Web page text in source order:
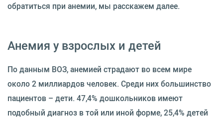
обратиться при анемии, мы расскажем далее.
Анемия у взрослых и детей
По данным ВОЗ, анемией страдают во всем мире
около 2 миллиардов человек. Среди них большинство
пациентов – дети. 47,4% дошкольников имеют
подобный диагноз в той или иной форме, 25,4% детей